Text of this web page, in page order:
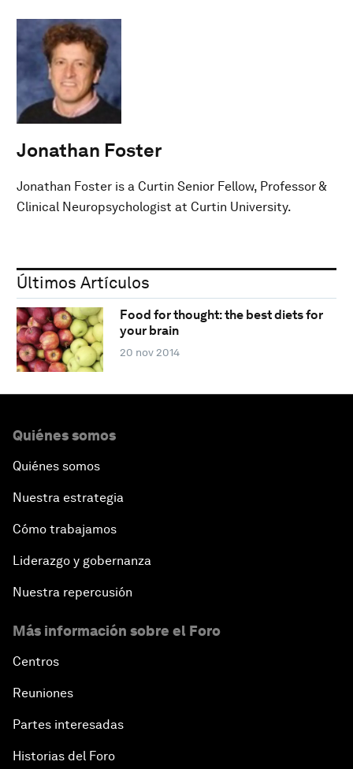
Jonathan Foster
Jonathan Foster is a Curtin Senior Fellow, Professor &
Clinical Neuropsychologist at Curtin University.
Últimos Artículos
Food for thought: the best diets for
your brain
20 nov 2014
Quiénes somos
Quiénes somos
Nuestra estrategia
Cómo trabajamos
Liderazgo y gobernanza
Nuestra repercusión
Más información sobre el Foro
Centros
Reuniones
Partes interesadas
Historias del Foro